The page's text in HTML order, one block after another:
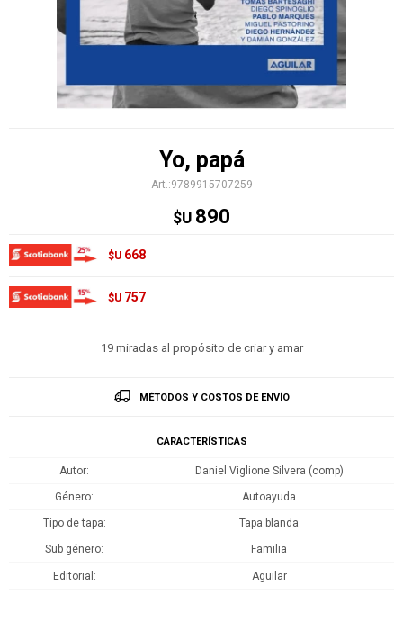
Yo, papá
9789915707259
$U 890
$U 668
$U 757
19 miradas al propósito de criar y amar
MÉTODOS Y COSTOS DE ENVÍO
CARACTERÍSTICAS
Autor Daniel Viglione Silvera (comp)
Género Autoayuda
Tipo de tapa Tapa blanda
Sub género Familia
Editorial Aguilar